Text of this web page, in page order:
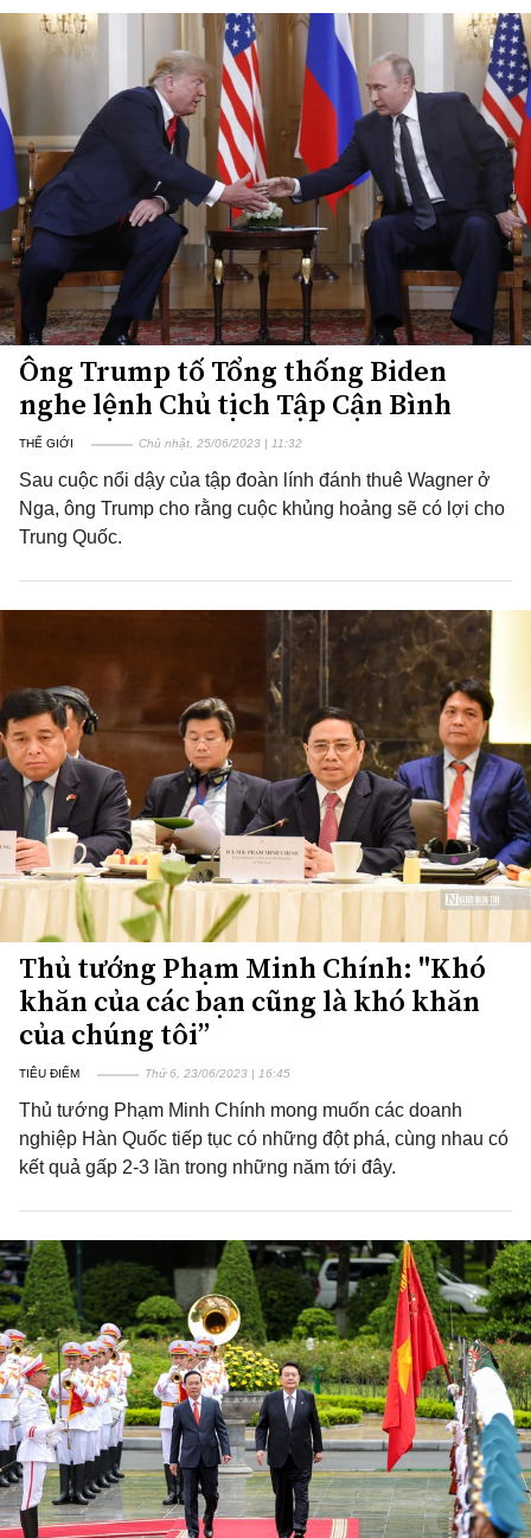
Ông Trump tố Tổng thống Biden
nghe lệnh Chủ tịch Tập Cận Bình
THẾ GIỚI Chủ nhật, 25/06/2023 | 11:32
Sau cuộc nổi dậy của tập đoàn lính đánh thuê Wagner ở
Nga, ông Trump cho rằng cuộc khủng hoảng sẽ có lợi cho
Trung Quốc.
Thủ tướng Phạm Minh Chính: "Khó
khăn của các bạn cũng là khó khăn
của chúng tôi”
TIÊU ĐIỂM Thứ 6, 23/06/2023 | 16:45
Thủ tướng Phạm Minh Chính mong muốn các doanh
nghiệp Hàn Quốc tiếp tục có những đột phá, cùng nhau có
kết quả gấp 2-3 lần trong những năm tới đây.